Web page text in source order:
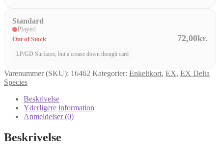
Standard
Played
Out of Stock
LP/GD Surfaces, but a crease down though card
72,00kr.
Varenummer (SKU): 16462 Kategorier: Enkeltkort, EX, EX Delta
Species
Beskrivelse
Yderligere information
Anmeldelser (0)
Beskrivelse